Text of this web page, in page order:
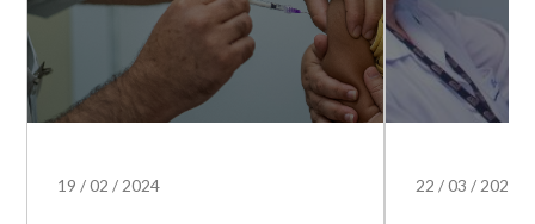
19/02/ 2024 22/03/ 2022